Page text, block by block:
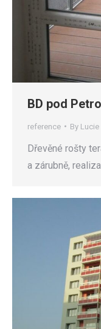
BD pod
reference By Lucie
Dřevěné rošty
a zárubně,